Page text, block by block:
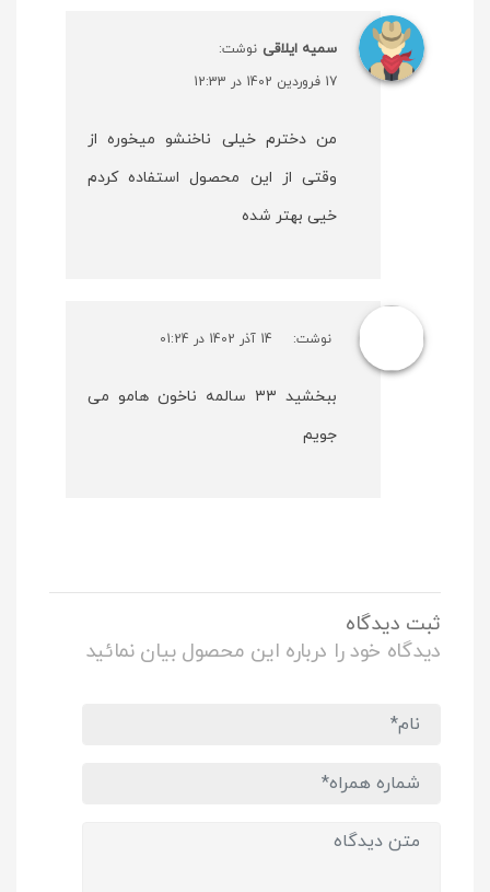
سمیه ایلاقی نوشت:
17 فروردین 1402 در 12:33
من دخترم خیلی ناخنشو میخوره از
وقتی از این محصول استفاده کردم
خیی بهتر شده
نوشت: 14 آذر 1402 در 01:24
ببخشید ۳۳ سالمه ناخون هامو می
جویم
ثبت دیدگاه
دیدگاه خود را درباره این محصول بیان نمائید